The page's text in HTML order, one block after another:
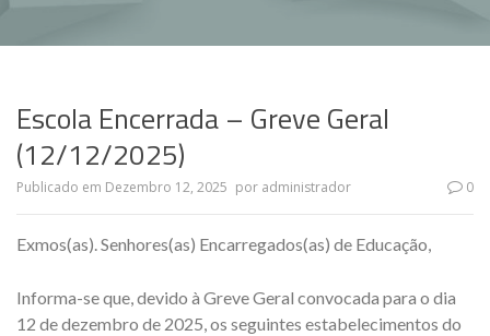
Escola Encerrada – Greve Geral
(12/12/2025)
Publicado em Dezembro 12, 2025 por administrador 0
Exmos(as). Senhores(as) Encarregados(as) de Educação,
Informa-se que, devido à Greve Geral convocada para o dia
12 de dezembro de 2025, os seguintes estabelecimentos do